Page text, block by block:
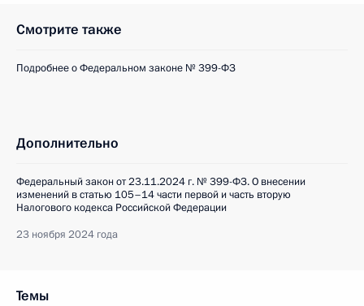
Смотрите также
Подробнее о Федеральном законе № 399-ФЗ
Дополнительно
Федеральный закон от 23.11.2024 г. № 399-ФЗ. О внесении
изменений в статью 105–14 части первой и часть вторую
Налогового кодекса Российской Федерации
23 ноября 2024 года
Темы